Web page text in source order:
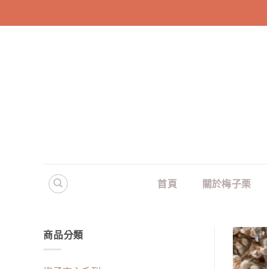
首頁 關於梅子栗
商品分類